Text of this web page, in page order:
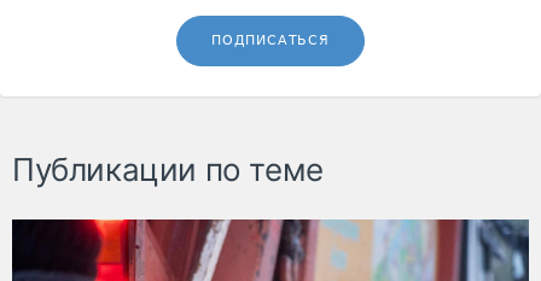
ПОДПИСАТЬСЯ
Публикации по теме